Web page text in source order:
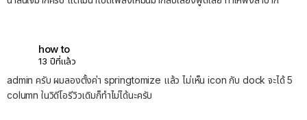
how to
13 ปีที่แล้ว
admin ครับ ผมลองตั้งค่า springtomize แล้ว ไม่เห็น icon กับ dock จะได้ 5
column ในวิดีโอรีวิวเดิมก็ทำไม่ได้นะครับ